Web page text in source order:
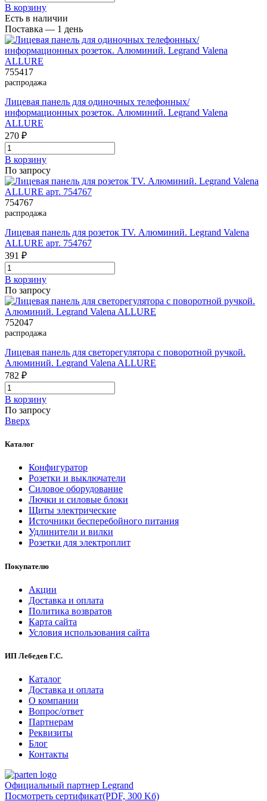
В корзинy
Есть в наличии
Поставка — 1 день
755417
распродажа
Лицевая панель для одиночных телефонных/
информационных розеток. Алюминий. Legrand Valena
ALLURE
270 ₽
В корзинy
По запросу
754767
распродажа
Лицевая панель для розеток ТV. Алюминий. Legrand Valena
ALLURE арт. 754767
391 ₽
В корзинy
По запросу
752047
распродажа
Лицевая панель для светорегулятора с поворотной ручкой.
Алюминий. Legrand Valena ALLURE
782 ₽
В корзинy
По запросу
Вверх
Каталог
Конфигуратор
Розетки и выключатели
Силовое оборудование
Лючки и силовые блоки
Щиты электрические
Источники бесперебойного питания
Удлинители и вилки
Розетки для электроплит
Покупателю
Акции
Доставка и оплата
Политика возвратов
Карта сайта
Условия использования сайта
ИП Лебедев Г.С.
Каталог
Доставка и оплата
О компании
Вопрос/ответ
Партнерам
Реквизиты
Блог
Контакты
Официальный партнер Legrand
Посмотреть сертификат(PDF, 300 Kб)